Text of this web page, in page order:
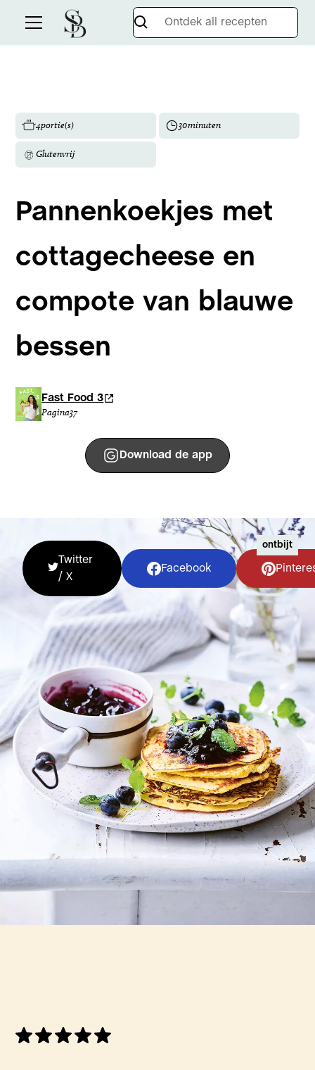
4portie(s) 30minuten
Glutenvrij
Pannenkoekjes met
cottagecheese en
compote van blauwe
bessen
Fast Food 3
Pagina37
Download de app
Twitter
/ X
Facebook
ontbijt